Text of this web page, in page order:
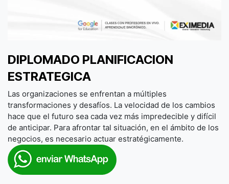
DIPLOMADO PLANIFICACION
ESTRATEGICA
Las organizaciones se enfrentan a múltiples
transformaciones y desafíos. La velocidad de los cambios
hace que el futuro sea cada vez más impredecible y difícil
de anticipar. Para afrontar tal situación, en el ámbito de los
negocios, es necesario actuar estratégicamente.